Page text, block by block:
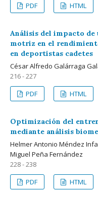
PDF
HTML
Análisis del impacto
motriz en el
en deportistas cadetes
César Alfredo Galárraga
216 - 227
PDF
HTML
Optimización del
mediante análisis
Helmer Antonio Méndez
Miguel Peña Fernández
228 - 238
PDF
HTML